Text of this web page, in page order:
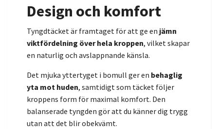
Design och komfort
Tyngdtäcket är framtaget för att ge en jämn
viktfördelning över hela kroppen, vilket skapar
en naturlig och avslappnande känsla.
Det mjuka yttertyget i bomull ger en behaglig
yta mot huden, samtidigt som täcket följer
kroppens form för maximal komfort. Den
balanserade tyngden gör att du känner dig trygg
utan att det blir obekvämt.